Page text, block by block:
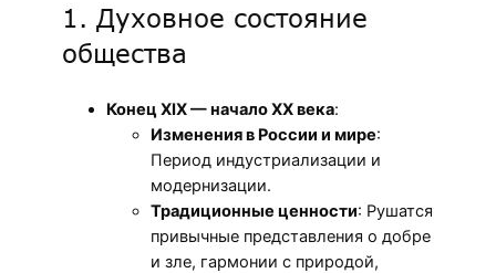
1. Духовное состояние
общества
Конец XIX — начало XX века:
Изменения в России и мире:
Период индустриализации и
модернизации.
Традиционные ценности: Рушатся
привычные представления о добре
и зле, гармонии с природой,